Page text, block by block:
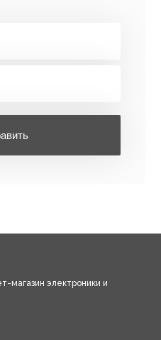
магазин электроники и